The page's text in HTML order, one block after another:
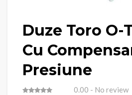
Duze Toro O-
Cu
Presiune
0.00 - No review